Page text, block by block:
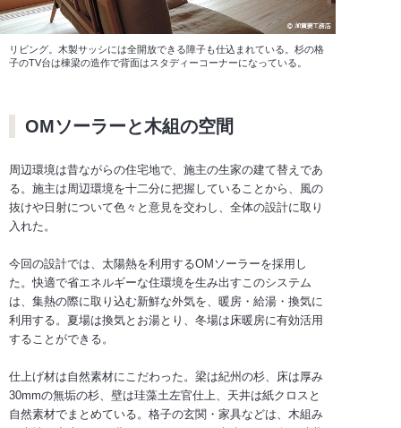
リビング。木製サッシには全開放できる障子も仕込まれている。杉の格
子のTV台は棟梁の造作で背面はスタディーコーナーになっている。
OMソーラーと木組の空間
周辺環境は昔ながらの住宅地で、施主の生家の建て替えであ
る。施主は周辺環境を十二分に把握していることから、風の
抜けや日射について色々と意見を交わし、全体の設計に取り
入れた。
今回の設計では、太陽熱を利用するOMソーラーを採用し
た。快適で省エネルギーな住環境を生み出すこのシステム
は、集熱の際に取り込む新鮮な外気を、暖房・給湯・換気に
利用する。夏場は換気とお湯とり、冬場は床暖房に有効活用
することができる。
仕上げ材は自然素材にこだわった。梁は紀州の杉、床は厚み
30mmの無垢の杉、壁は珪藻土左官仕上、天井は紙クロスと
自然素材でまとめている。格子の玄関・家具などは、木組み